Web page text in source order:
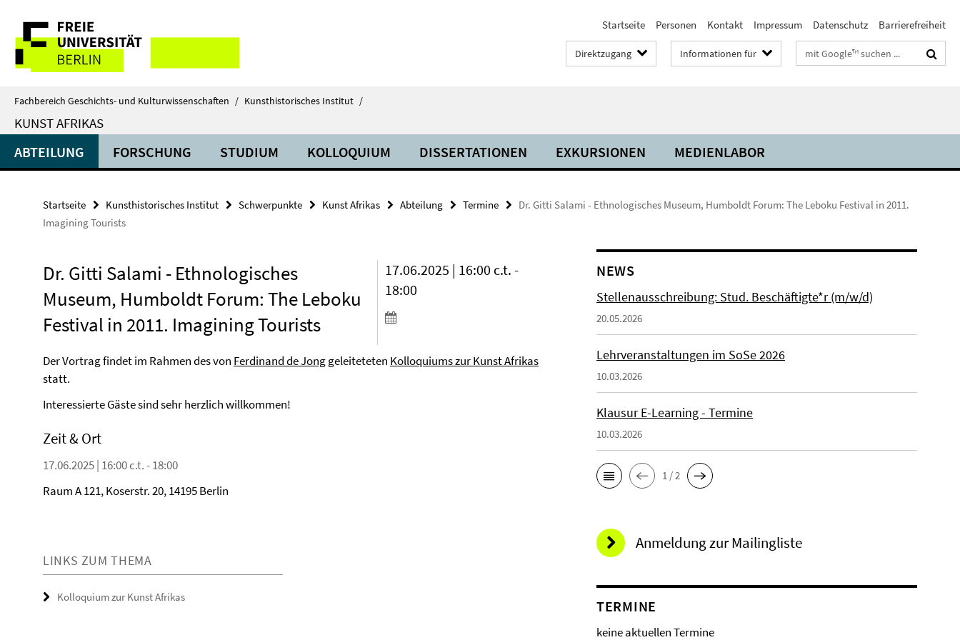
direkt
Inhalt
Service-
Navigation
Startseite Personen Kontakt Impressum Datenschutz Barrierefreiheit
Direktzugang Informationen für Suchbegriffe
Fachbereich Geschichts- und Kulturwissenschaften / Kunsthistorisches Institut /
KUNST AFRIKAS
ABTEILUNG FORSCHUNG STUDIUM KOLLOQUIUM DISSERTATIONEN EXKURSIONEN MEDIENLABOR
Startseite Kunsthistorisches Institut Schwerpunkte Kunst Afrikas Abteilung Termine
Dr. Gitti Salami - Ethnologisches Museum, Humboldt Forum: The Leboku Festival in 2011.
Imagining Tourists
Dr. Gitti Salami - Ethnologisches
Museum, Humboldt Forum: The Leboku
Festival in 2011. Imagining Tourists
17.06.2025 | 16:00 c.t. -
18:00
Der Vortrag findet im Rahmen des von Ferdinand de Jonggeleiteteten Kolloquiums zur Kunst Afrikas
statt.
Interessierte Gäste sind sehr herzlich willkommen!
Zeit & Ort
17.06.2025 | 16:00 c.t. - 18:00
Raum A 121, Koserstr. 20, 14195 Berlin
LINKS ZUM THEMA
Kolloquium zur Kunst Afrikas
NEWS
Stellenausschreibung: Stud. Beschäftigte*r (m/w/d)
20.05.2026
Lehrveranstaltungen im SoSe 2026
10.03.2026
Klausur E-Learning - Termine
10.03.2026
1 / 2
Anmeldung zur Mailingliste
TERMINE
keine aktuellen Termine